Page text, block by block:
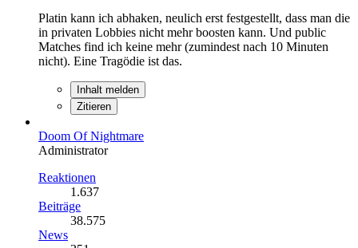
Platin kann ich abhaken, neulich erst festgestellt, dass man die
in privaten Lobbies nicht mehr boosten kann. Und public
Matches find ich keine mehr (zumindest nach 10 Minuten
nicht). Eine Tragödie ist das.
Inhalt melden
Zitieren
Doom Of Nightmare
Administrator
Reaktionen
1.637
Beiträge
38.575
News